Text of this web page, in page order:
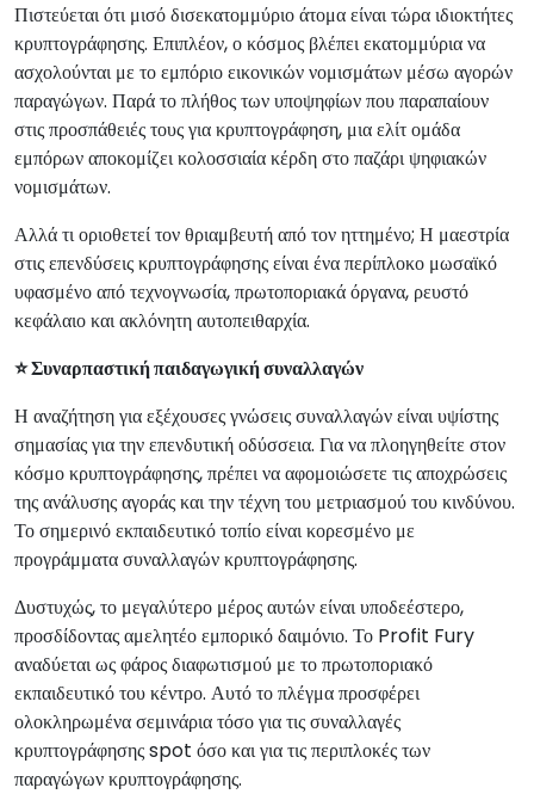
Πιστεύεται ότι μισό δισεκατομμύριο άτομα είναι τώρα ιδιοκτήτες
κρυπτογράφησης. Επιπλέον, ο κόσμος βλέπει εκατομμύρια να
ασχολούνται με το εμπόριο εικονικών νομισμάτων μέσω αγορών
παραγώγων. Παρά το πλήθος των υποψηφίων που παραπαίουν
στις προσπάθειές τους για κρυπτογράφηση, μια ελίτ ομάδα
εμπόρων αποκομίζει κολοσσιαία κέρδη στο παζάρι ψηφιακών
νομισμάτων.
Αλλά τι οριοθετεί τον θριαμβευτή από τον ηττημένο; Η μαεστρία
στις επενδύσεις κρυπτογράφησης είναι ένα περίπλοκο μωσαϊκό
υφασμένο από τεχνογνωσία, πρωτοποριακά όργανα, ρευστό
κεφάλαιο και ακλόνητη αυτοπειθαρχία.
⭐ Συναρπαστική παιδαγωγική συναλλαγών
Η αναζήτηση για εξέχουσες γνώσεις συναλλαγών είναι υψίστης
σημασίας για την επενδυτική οδύσσεια. Για να πλοηγηθείτε στον
κόσμο κρυπτογράφησης, πρέπει να αφομοιώσετε τις αποχρώσεις
της ανάλυσης αγοράς και την τέχνη του μετριασμού του κινδύνου.
Το σημερινό εκπαιδευτικό τοπίο είναι κορεσμένο με
προγράμματα συναλλαγών κρυπτογράφησης.
Δυστυχώς, το μεγαλύτερο μέρος αυτών είναι υποδεέστερο,
προσδίδοντας αμελητέο εμπορικό δαιμόνιο. Το Profit Fury
αναδύεται ως φάρος διαφωτισμού με το πρωτοποριακό
εκπαιδευτικό του κέντρο. Αυτό το πλέγμα προσφέρει
ολοκληρωμένα σεμινάρια τόσο για τις συναλλαγές
κρυπτογράφησης spot όσο και για τις περιπλοκές των
παραγώγων κρυπτογράφησης.